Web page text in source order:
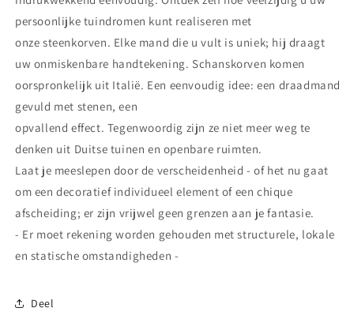
persoonlijke tuindromen kunt realiseren met
onze steenkorven. Elke mand die u vult is uniek; hij draagt
uw onmiskenbare handtekening. Schanskorven komen
oorspronkelijk uit Italië. Een eenvoudig idee: een draadmand
gevuld met stenen, een
opvallend effect. Tegenwoordig zijn ze niet meer weg te
denken uit Duitse tuinen en openbare ruimten.
Laat je meeslepen door de verscheidenheid - of het nu gaat
om een decoratief individueel element of een chique
afscheiding; er zijn vrijwel geen grenzen aan je fantasie.
- Er moet rekening worden gehouden met structurele, lokale
en statische omstandigheden -
Deel